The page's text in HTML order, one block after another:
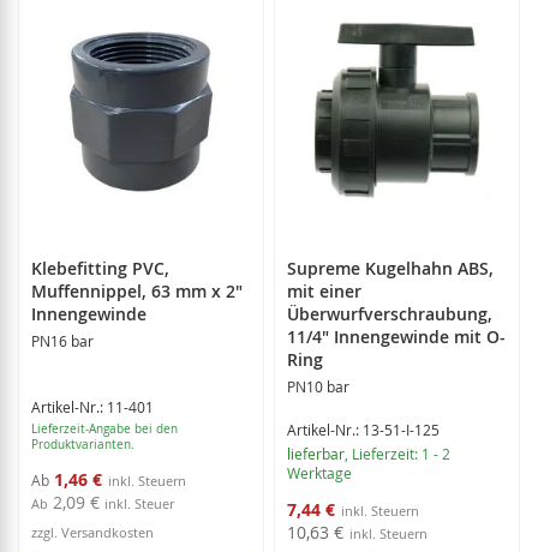
Klebefitting PVC,
Muffennippel, 63 mm x 2"
Innengewinde
PN16 bar
Artikel-Nr.: 11-401
Lieferzeit-Angabe bei den
Produktvarianten.
Ab 1,46 €
Ab 2,09 € inkl. Steuer
zzgl. Versandkosten
Supreme Kugelhahn ABS,
mit einer
Überwurfverschraubung,
11/4" Innengewinde mit O-
Ring
PN10 bar
Artikel-Nr.: 13-51-I-125
lieferbar, Lieferzeit: 1 - 2
Werktage
Sonderangebot
7,44 €
10,63 €